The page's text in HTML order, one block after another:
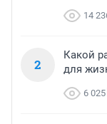
14
2
Какой
для
6 025